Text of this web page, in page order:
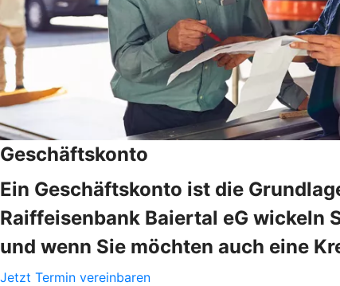
Geschäftskonto
Ein Geschäftskonto ist die
Raiffeisenbank Baiertal eG wickeln
und wenn Sie möchten auch eine
Jetzt Termin vereinbaren